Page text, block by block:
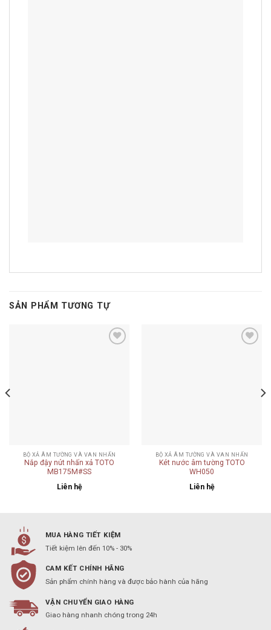
SẢN PHẨM TƯƠNG TỰ
BỘ XẢ ÂM TƯỜNG VÀ VAN NHẤN
Nắp đậy nút nhấn xả TOTO
MB175M#SS
Liên hệ
BỘ XẢ ÂM TƯỜNG VÀ VAN NHẤN
Két nước âm tường TOTO
WH050
Liên hệ
MUA HÀNG TIẾT KIỆM
Tiết kiệm lên đến 10% - 30%
CAM KẾT CHÍNH HÃNG
Sản phẩm chính hàng và được bảo hành của hãng
VẬN CHUYỂN GIAO HÀNG
Giao hàng nhanh chóng trong 24h